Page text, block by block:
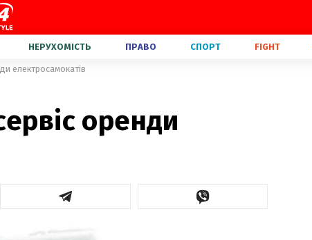
НЕРУХОМІСТЬ ПРАВО СПОРТ FIGHT
електросамокатів
оренди